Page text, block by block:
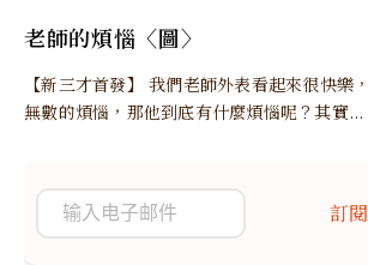
老師的煩惱〈圖〉
【新三才首發】 我們老師外表看起來很快樂，但事實上，他卻有
無數的煩惱，那他到底有什麼煩惱呢？其實...
訂閱